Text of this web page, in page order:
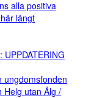
alla positiva
långt
ungdomsfonden
Helg utan Älg /